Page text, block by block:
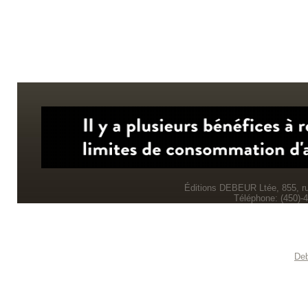
Éditions DEBEUR Ltée, 855,
Téléphone: (450)-